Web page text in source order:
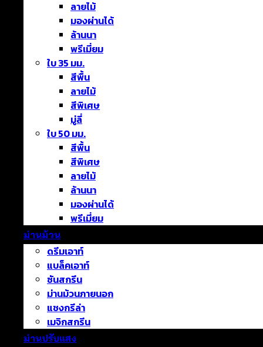
ลายไม้
มองผ่านได้
ล้านนา
พรีเมี่ยม
ใบ 35 มม.
สีพื้น
ลายไม้
สีพิเศษ
มู่ลี่
ใบ 50 มม.
สีพื้น
สีพิเศษ
ลายไม้
ล้านนา
มองผ่านได้
พรีเมี่ยม
ม่านม้วน
ดรีมเอาท์
แบล็คเอาท์
ซันสกรีน
ม่านม้วนภายนอก
แชงกรีล่า
เมจิกสกรีน
ม่านปรับแสง